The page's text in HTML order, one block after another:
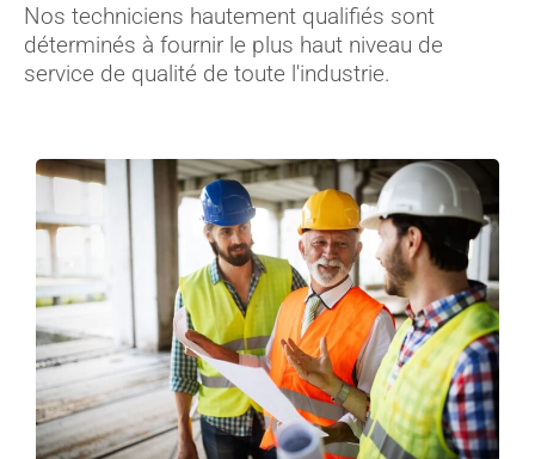
Nos techniciens hautement qualifiés sont
déterminés à fournir le plus haut niveau de
service de qualité de toute l'industrie.